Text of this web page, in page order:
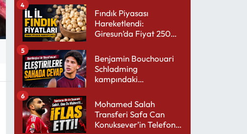
Fındık Piyasası
Hareketlendi:
Giresun’da Fiyat 250
4
Benjamin Bouchouari
Schladming
kampındaki
5
Mohamed Salah
Transferi Safa Can
Konuksever’in Telefon
6